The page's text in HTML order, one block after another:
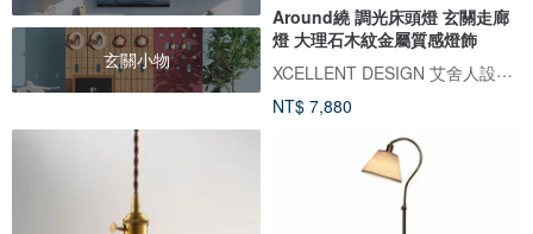
玄關小物
Around繞 調光床頭燈 玄關走廊
燈 大理石木紋金屬質感燈飾
XCELLENT DESIGN 艾舍人設計燈飾
NT$ 7,880